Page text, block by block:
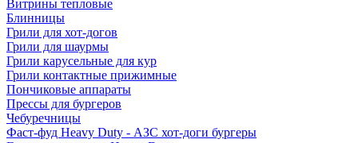
Витрины тепловые
Блинницы
Грили для хот-догов
Грили для шаурмы
Грили карусельные для кур
Грили контактные прижимные
Пончиковые аппараты
Прессы для бургеров
Чебуречницы
Фаст-фуд Heavy Duty - АЗС хот-доги бургеры